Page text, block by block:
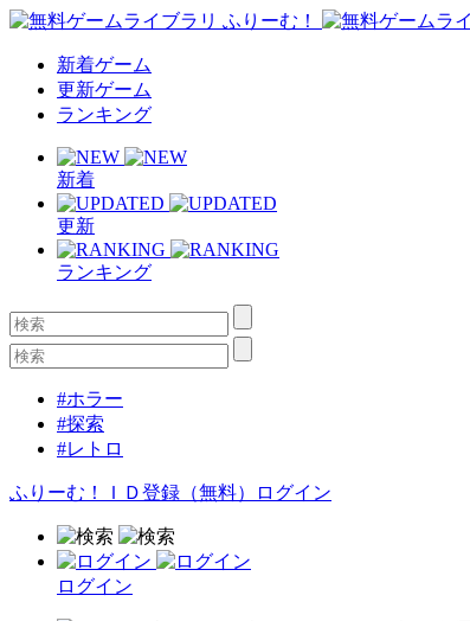
新着ゲーム
更新ゲーム
ランキング
新着
更新
ランキング
#ホラー
#探索
#レトロ
ふりーむ！ＩＤ登録（無料） ログイン
ログイン